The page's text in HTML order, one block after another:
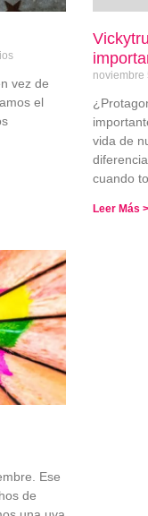
vez de
el
vida de
cuando
Leer Más
Ese
de